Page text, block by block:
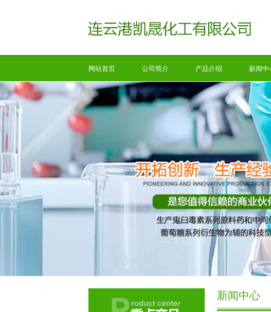
网站首页 公司简介 产品介绍 新闻中
新闻中心